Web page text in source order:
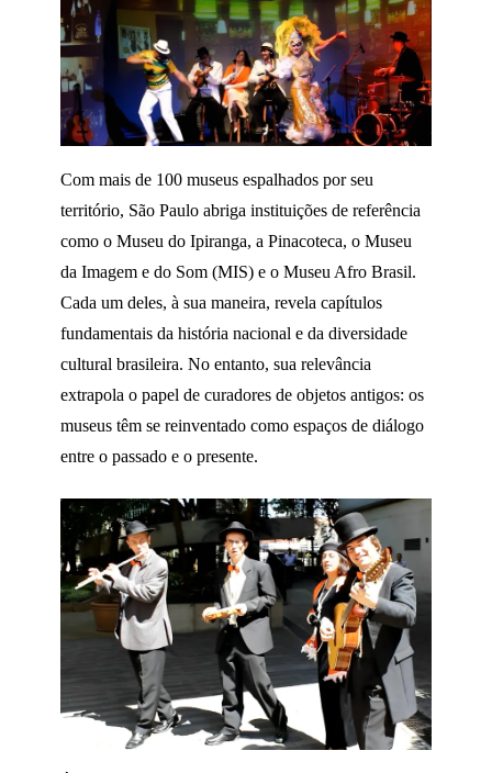
Com mais de 100 museus espalhados por seu
território, São Paulo abriga instituições de referência
como o Museu do Ipiranga, a Pinacoteca, o Museu
da Imagem e do Som (MIS) e o Museu Afro Brasil.
Cada um deles, à sua maneira, revela capítulos
fundamentais da história nacional e da diversidade
cultural brasileira. No entanto, sua relevância
extrapola o papel de curadores de objetos antigos: os
museus têm se reinventado como espaços de diálogo
entre o passado e o presente.